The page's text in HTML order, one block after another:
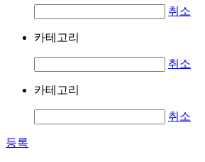
취소
카테고리
취소
카테고리
취소
등록